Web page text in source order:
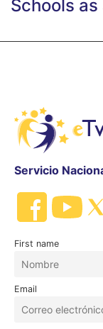
Schools
Servicio
First name
Email